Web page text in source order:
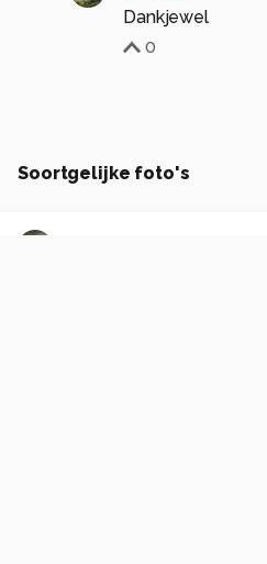
Dankjewel
0
Soortgelijke foto's